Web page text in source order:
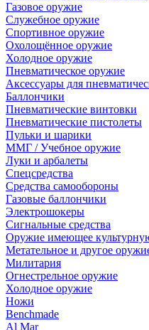
Газовое оружие
Служебное оружие
Спортивное оружие
Охолощённое оружие
Холодное оружие
Пневматическое оружие
Аксессуары для
Баллончики
Пневматические винтовки
Пневматические пистолеты
Пульки и шарики
ММГ / Учебное оружие
Луки и арбалеты
Спецсредства
Средства самообороны
Газовые баллончики
Электрошокеры
Сигнальные средства
Оружие имеющее
Метательное и другое
Милитария
Огнестрельное оружие
Холодное оружие
Ножи
Benchmade
Al Mar